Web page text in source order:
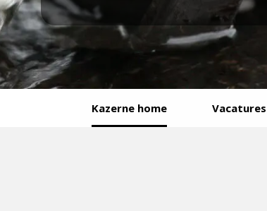
Kazerne home Vacatures